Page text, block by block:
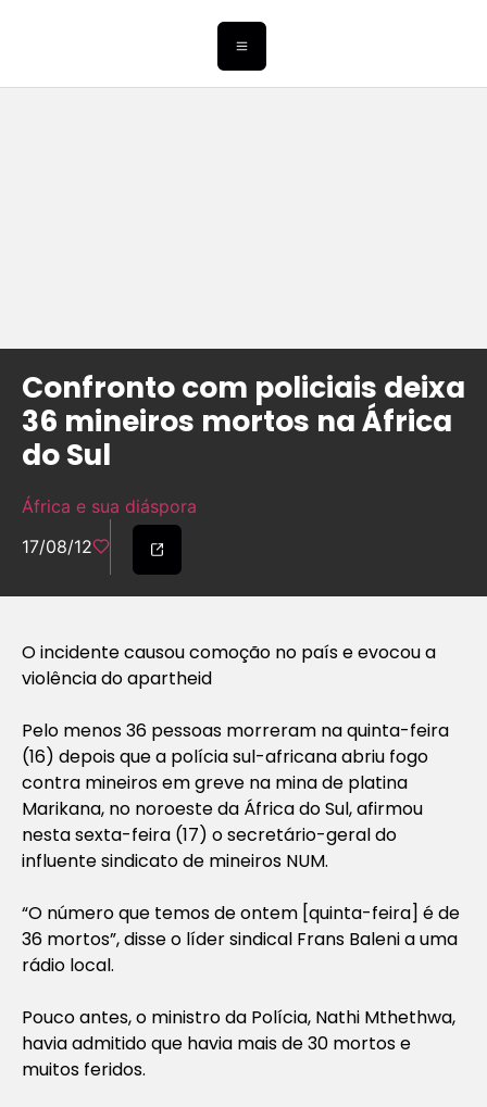
Confronto com policiais deixa
36 mineiros mortos na África
do Sul
África e sua diáspora
17/08/12
O incidente causou comoção no país e evocou a
violência do apartheid
Pelo menos 36 pessoas morreram na quinta-feira
(16) depois que a polícia sul-africana abriu fogo
contra mineiros em greve na mina de platina
Marikana, no noroeste da África do Sul, afirmou
nesta sexta-feira (17) o secretário-geral do
influente sindicato de mineiros NUM.
“O número que temos de ontem [quinta-feira] é de
36 mortos”, disse o líder sindical Frans Baleni a uma
rádio local.
Pouco antes, o ministro da Polícia, Nathi Mthethwa,
havia admitido que havia mais de 30 mortos e
muitos feridos.